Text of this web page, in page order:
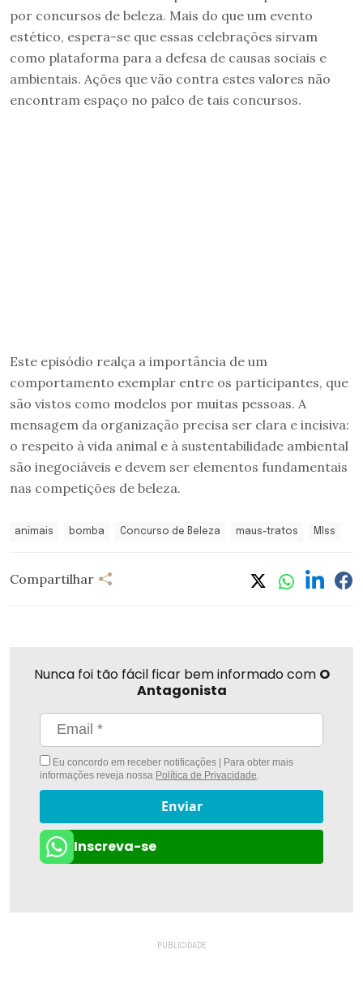
por concursos de beleza. Mais do que um evento
estético, espera-se que essas celebrações sirvam
como plataforma para a defesa de causas sociais e
ambientais. Ações que vão contra estes valores não
encontram espaço no palco de tais concursos.
Este episódio realça a importância de um
comportamento exemplar entre os participantes, que
são vistos como modelos por muitas pessoas. A
mensagem da organização precisa ser clara e incisiva:
o respeito à vida animal e à sustentabilidade ambiental
são inegociáveis e devem ser elementos fundamentais
nas competições de beleza.
animais bomba Concurso de Beleza maus-tratos MIss
Compartilhar
Nunca foi tão fácil ficar bem informado com O
Antagonista
Eu concordo em receber notificações | Para obter mais
informações reveja nossa Política de Privacidade.
Enviar
Inscreva-se